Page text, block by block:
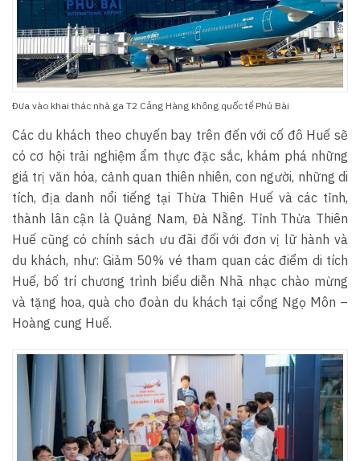
Đưa vào khai thác nhà ga T2 Cảng Hàng không quốc tế Phú Bài
Các du khách theo chuyến bay trên đến với cố đô Huế sẽ
có cơ hội trải nghiệm ẩm thực đặc sắc, khám phá những
giá trị văn hóa, cảnh quan thiên nhiên, con người, những di
tích, địa danh nổi tiếng tại Thừa Thiên Huế và các tỉnh,
thành lân cận là Quảng Nam, Đà Nẵng. Tỉnh Thừa Thiên
Huế cũng có chính sách ưu đãi đối với đơn vị lữ hành và
du khách, như: Giảm 50% vé tham quan các điểm di tích
Huế, bố trí chương trình biểu diễn Nhã nhạc chào mừng
và tặng hoa, quà cho đoàn du khách tại cổng Ngọ Môn –
Hoàng cung Huế.